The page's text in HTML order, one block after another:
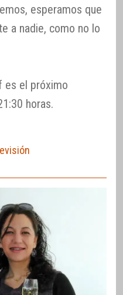
esperamos que
a nadie, como no lo
es el próximo
horas.